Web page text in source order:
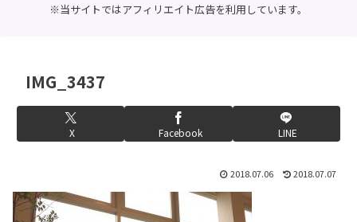
※当サイトではアフィリエイト広告を利用しています。
IMG_3437
X Facebook LINE
2018.07.06 2018.07.07